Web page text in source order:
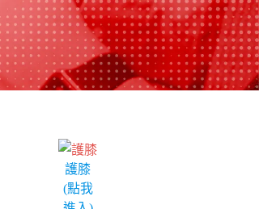
護膝
(點我